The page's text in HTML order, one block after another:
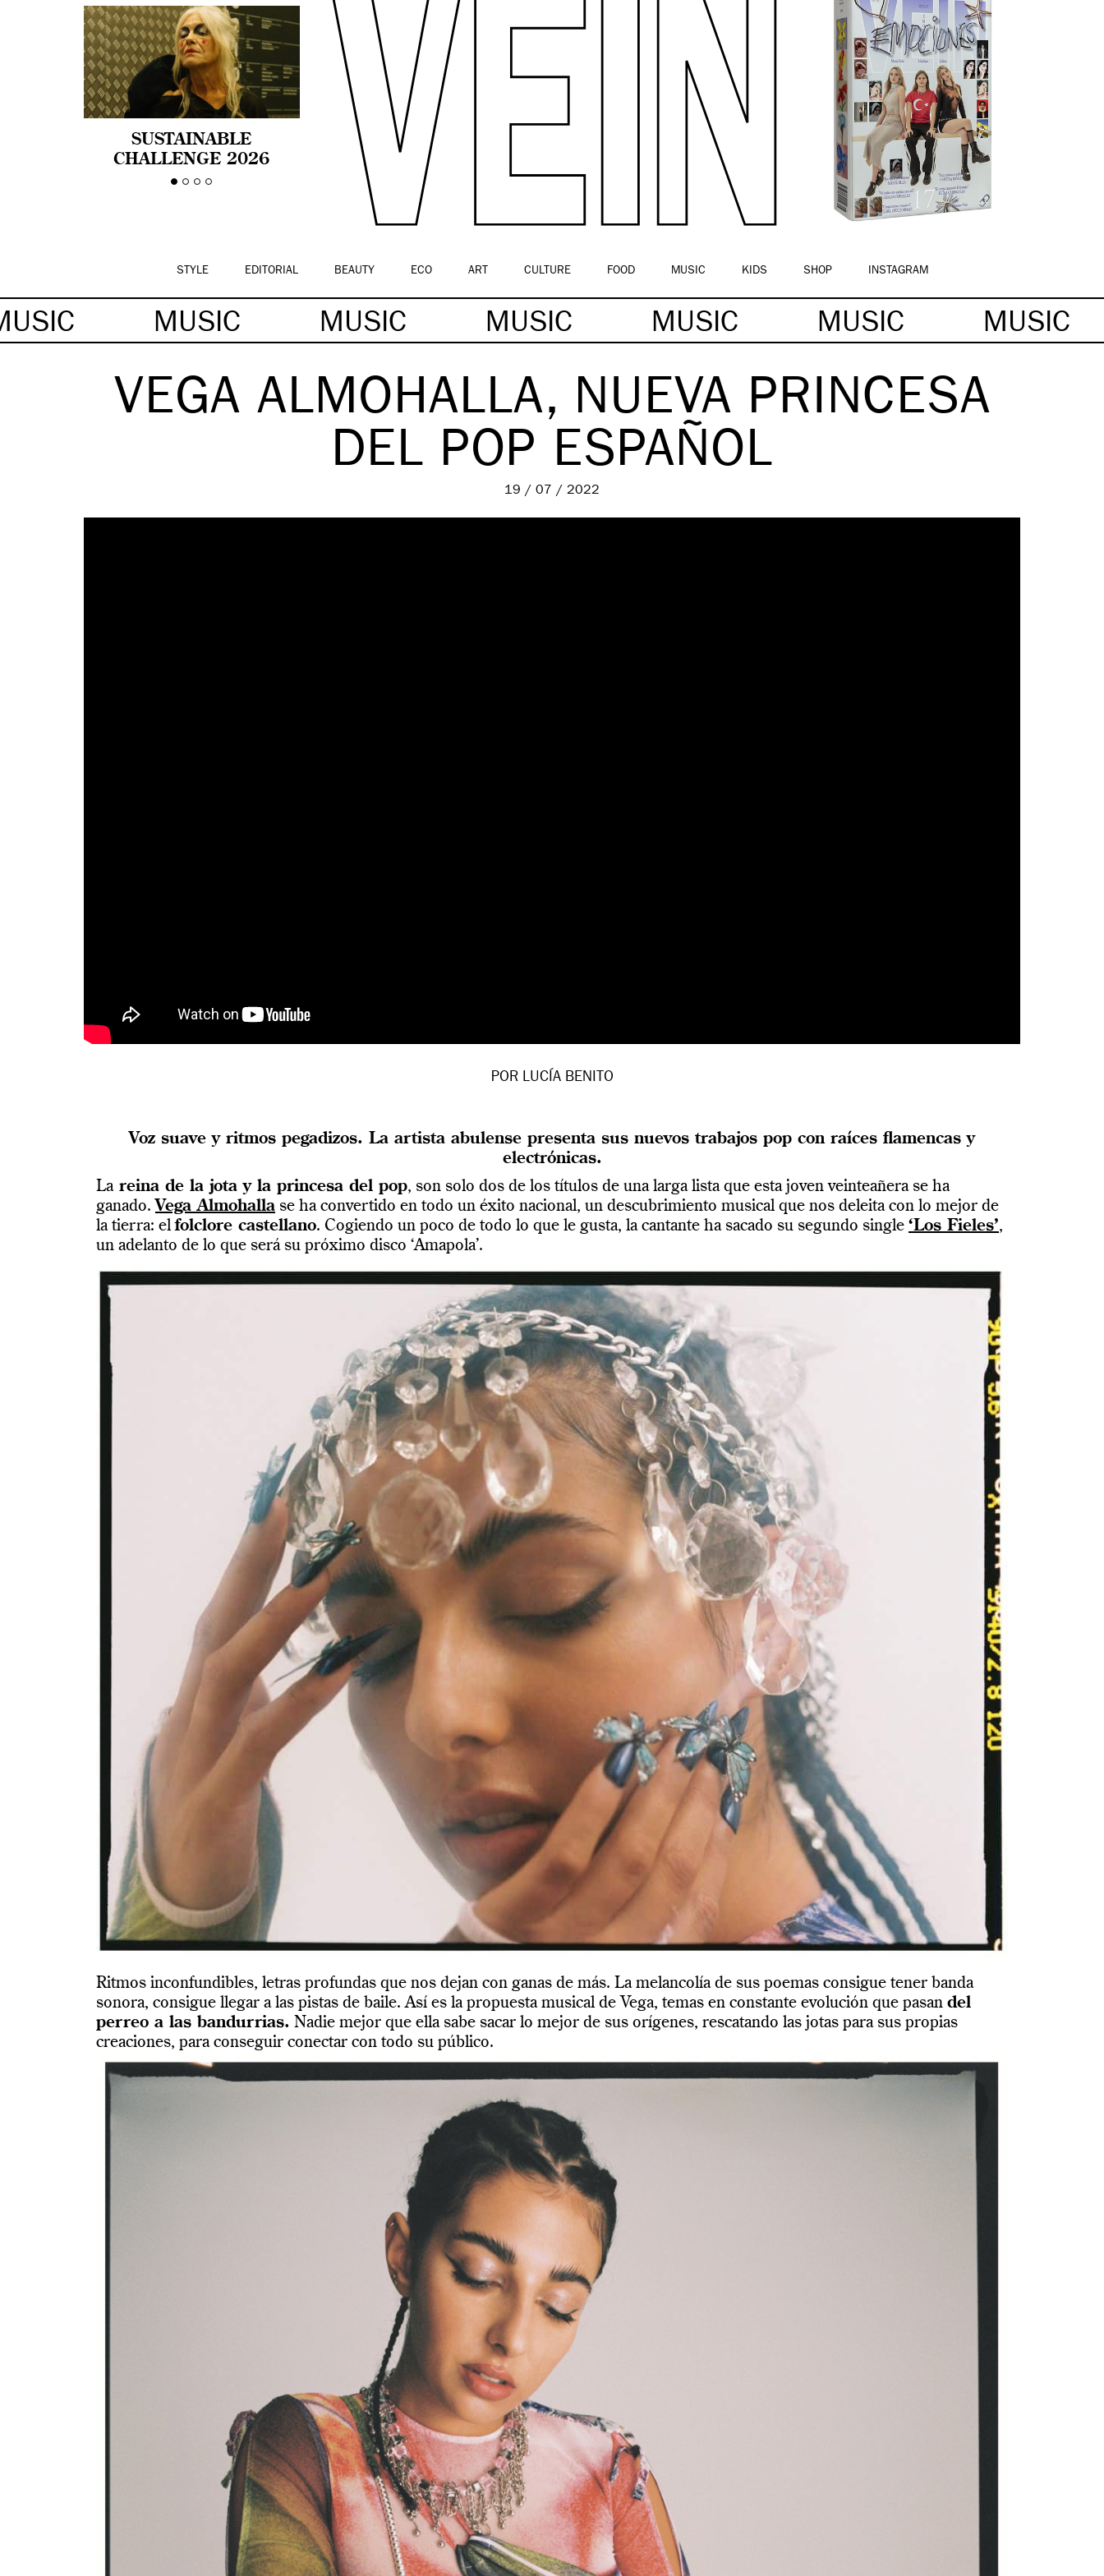
SUSTAINABLE
CHALLENGE 2026
CELEBRA LA
STYLE EDITORIAL BEAUTY ECO ART CULTURE FOOD MUSIC KIDS SHOP INSTAGRAM
MUSIC MUSIC MUSIC MUSIC MUSIC MUSIC
VEGA ALMOHALLA, NUEVA PRINCESA
DEL POP ESPAÑOL
19 / 07 / 2022
POR LUCÍA BENITO
Voz suave y ritmos pegadizos. La artista abulense presenta sus nuevos trabajos pop con raíces flamencas y
electrónicas.
Lareina de la jota y la princesa del pop, son solo dos de los títulos de una larga lista que esta joven veinteañera se ha
ganado. Vega Almohalla se ha convertido en todo un éxito nacional, un descubrimiento musical que nos deleita con lo mejor de
la tierra: elfolclore castellano. Cogiendo un poco de todo lo que le gusta, la cantante ha sacado su segundo single ‘Los Fieles’,
un adelanto de lo que será su próximo disco ‘Amapola’.
Ritmos inconfundibles, letras profundas que nos dejan con ganas de más. La melancolía de sus poemas consigue tener banda
sonora, consigue llegar a las pistas de baile. Así es la propuesta musical de Vega, temas en constante evolución que pasan del
perreo a las bandurrias. Nadie mejor que ella sabe sacar lo mejor de sus orígenes, rescatando las jotas para sus propias
creaciones, para conseguir conectar con todo su público.